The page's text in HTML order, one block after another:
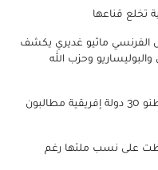
تخلع قناعها
ماثيو غديري يكشف
وحزب الله
تأشيرة الدخول للولايات المتحدة: مواطنو 30 دولة إفريقية مطالبون
على نسب ملئها رغم